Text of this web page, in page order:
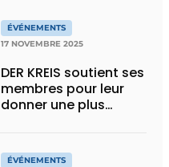
ÉVÉNEMENTS
17 NOVEMBRE 2025
DER KREIS soutient ses
membres pour leur
donner une plus
ÉVÉNEMENTS